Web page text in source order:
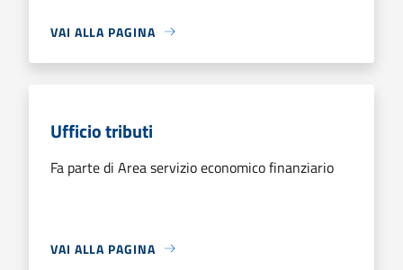
VAI ALLA PAGINA
Ufficio tributi
Fa parte di Area servizio economico finanziario
VAI ALLA PAGINA